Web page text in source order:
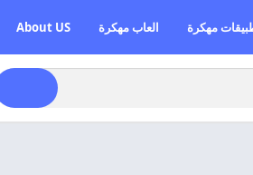
مهكرة العاب مهكرة About US